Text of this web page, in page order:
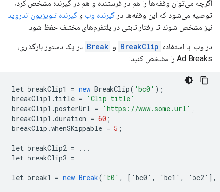
اگرچه می‌توان وقفه‌ها را هم در فرستنده و هم در گیرنده مشخص کرد،
توصیه می‌شود که این وقفه‌ها در گیرنده وب و گیرنده تلویزیون اندروید
نیز مشخص شوند تا رفتار ثابتی در پلتفرم‌های مختلف حفظ شود.
در وب، با استفاده BreakClip و Break در یک دستور بارگذاری،
Ad Breaks را مشخص کنید:
let breakClip1 = new BreakClip( 'bc0' );
breakClip1 . title =
'Clip title'
breakClip1 .posterUrl = 'https://www.some.url' ;
breakClip1 .duration = 60 ;
breakClip .whenSKippable = 5 ;
let breakClip2 =
...
let breakClip3 = ...
let break1 = new Break( 'b0' , [ 'bc0', 'bc1', 'bc2' ] ,